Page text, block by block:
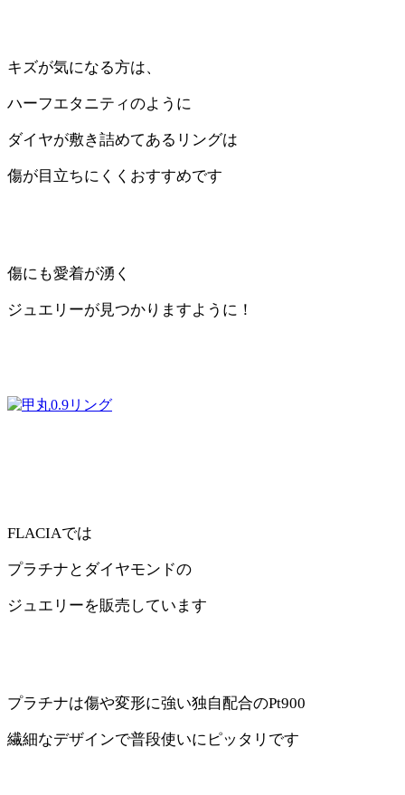
キズが気になる方は、
ハーフエタニティのように
ダイヤが敷き詰めてあるリングは
傷が目立ちにくくおすすめです
傷にも愛着が湧く
ジュエリーが見つかりますように！
FLACIAでは
プラチナとダイヤモンドの
ジュエリーを販売しています
プラチナは傷や変形に強い独自配合のPt900
繊細なデザインで普段使いにピッタリです